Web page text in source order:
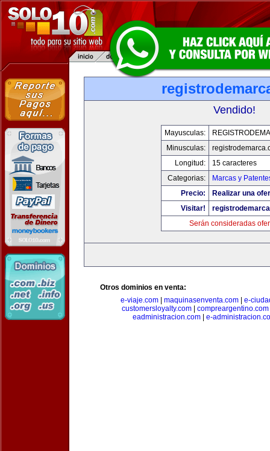
Vendido!
Mayusculas:
Minusculas:
Longitud:
15 caracteres
Categorias:
Marcas y
Precio:
Realizar una
Visitar!
Serán consideradas
Otros dominios en venta:
e-viaje.com| maquinasenventa.com| e-
customersloyalty.com| compreargentino.com
eadministracion.com
e-